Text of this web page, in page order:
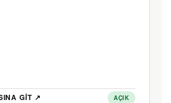
GIT ↗
AÇIK